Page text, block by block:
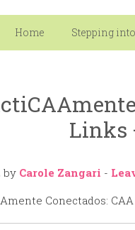
Home Stepping
Links
by Carole Zangari -